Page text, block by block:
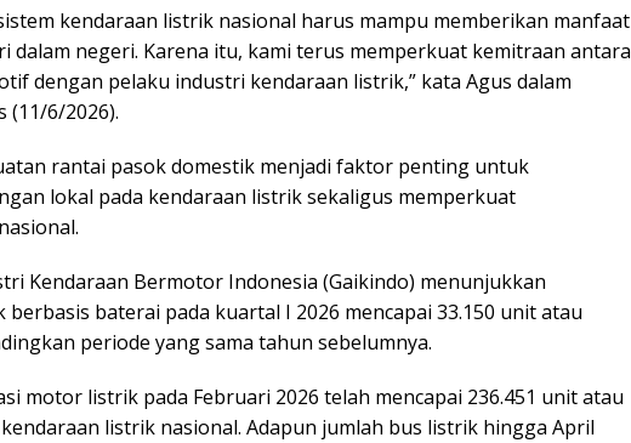
kendaraan listrik nasional harus mampu memberikan manfaat
dalam negeri. Karena itu, kami terus memperkuat kemitraan antara
dengan pelaku industri kendaraan listrik,” kata Agus dalam
(11/6/2026).
rantai pasok domestik menjadi faktor penting untuk
lokal pada kendaraan listrik sekaligus memperkuat
Kendaraan Bermotor Indonesia (Gaikindo) menunjukkan
baterai pada kuartal I 2026 mencapai 33.150 unit atau
periode yang sama tahun sebelumnya.
motor listrik pada Februari 2026 telah mencapai 236.451 unit atau
listrik nasional. Adapun jumlah bus listrik hingga April